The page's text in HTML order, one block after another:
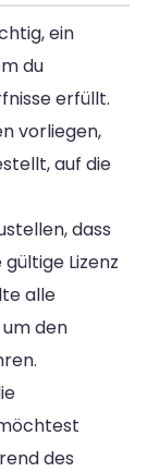
ein
du
erfüllt.
vorliegen,
auf die
dass
Lizenz
alle
den
des